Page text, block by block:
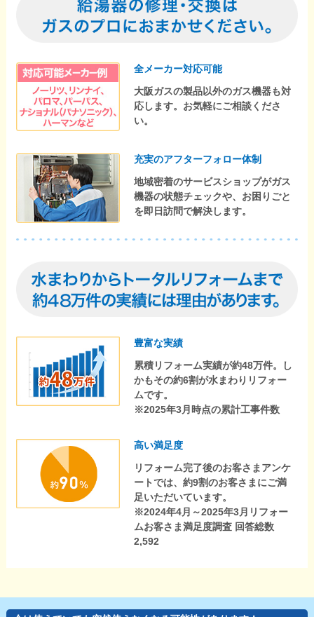
全メーカー対応可能
大阪ガスの製品以外のガス機器も対
応します。お気軽にご相談くださ
い。
充実のアフターフォロー体制
地域密着のサービスショップがガス
機器の状態チェックや、お困りごと
を即日訪問で解決します。
豊富な実績
累積リフォーム実績が約48万件。し
かもその約6割が水まわりリフォー
ムです。
※2025年3月時点の累計工事件数
高い満足度
リフォーム完了後のお客さまアンケ
ートでは、約9割のお客さまにご満
足いただいています。
※2024年4月～2025年3月リフォー
ムお客さま満足度調査 回答総数
2,592